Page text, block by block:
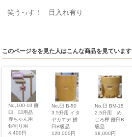
笑うっす！ 目入れ有り
このページをを見た人はこんな商品を見ています
No,100-10 餅
臼 臼用品
赤ちゃん用
鏡割り用
4,400円
No,臼 B-50
3.5升用 イタ
ヤカエデ 餅
臼B級品
120,000円
No,臼 BM-15
2.5升用 め
じろ樺 餅臼B
級品
18,000円